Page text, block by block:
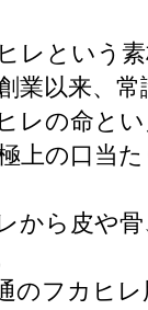
レという
業以来、
レの命と
上の口当
から皮や
のフカヒレ